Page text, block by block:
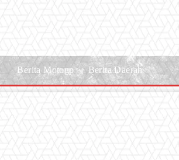
Berita Motogp Berita Daerah